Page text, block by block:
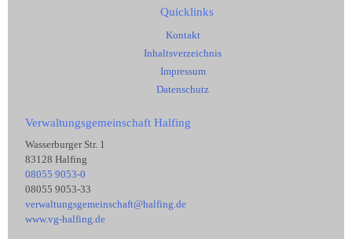
Quicklinks
Kontakt
Inhaltsverzeichnis
Impressum
Datenschutz
Verwaltungsgemeinschaft Halfing
Wasserburger Str. 1
83128 Halfing
08055 9053-0
08055 9053-33
verwaltungsgemeinschaft@halfing.de
www.vg-halfing.de